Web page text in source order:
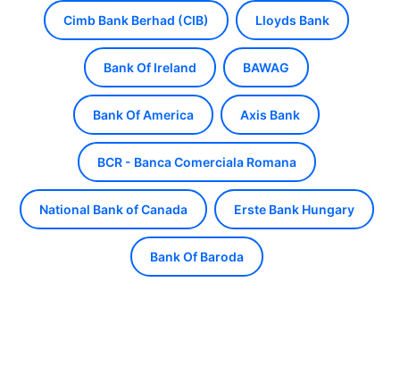
Cimb Bank Berhad (CIB) Lloyds Bank
Bank Of Ireland BAWAG
Bank Of America Axis Bank
BCR - Banca Comerciala Romana
National Bank of Canada Erste Bank Hungary
Bank Of Baroda